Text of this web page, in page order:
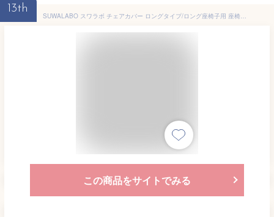
13th
SUWALABO スワラボ チェアカバー ロングタイプ/ロング座椅子用 座椅子カバー 高座椅子カバー リクライニングチェアカバー 洗える 汚れ防止 パッドタイプ RMC-L (グレージュ)
この商品をサイトでみる